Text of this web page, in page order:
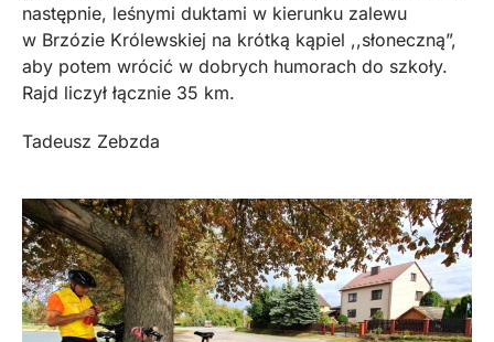
następnie, leśnymi duktami w kierunku zalewu
w Brzózie Królewskiej na krótką kąpiel ,,słoneczną”,
aby potem wrócić w dobrych humorach do szkoły.
Rajd liczył łącznie 35 km.
Tadeusz Zebzda